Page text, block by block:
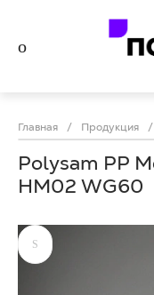
Главная / Продукция /
Polysam PP
HM02 WG60